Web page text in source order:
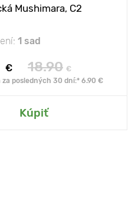
Mushimara, C2
1 sad
€ 18.90 €
za posledných 30 dní:* 6.90 €
Kúpiť